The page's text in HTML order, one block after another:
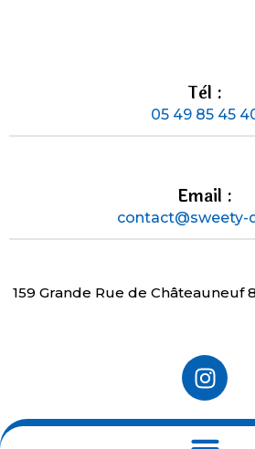
Tèl :
05 49 85 45
Email :
contact@sweety-
159 Grande Rue de Châteauneuf